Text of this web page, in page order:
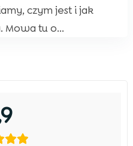
czym jest i jak
Mowa tu o...